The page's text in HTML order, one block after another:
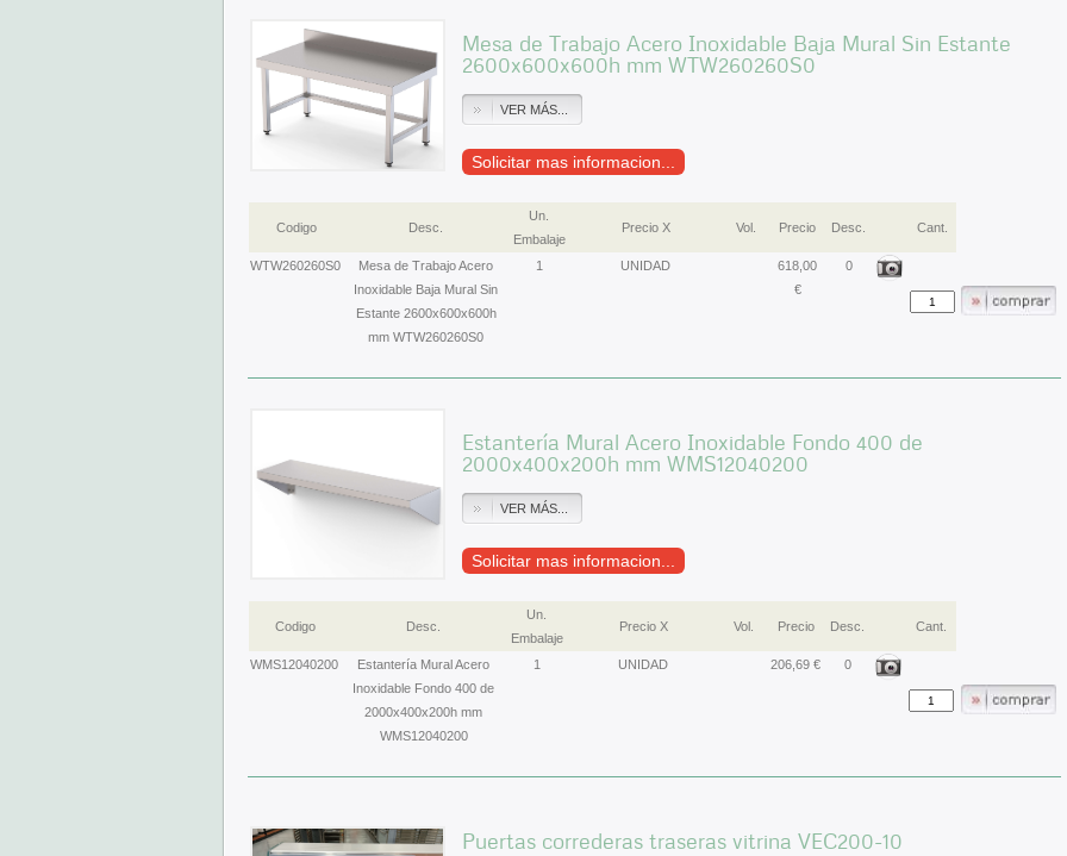
Mesa de Trabajo Acero Inoxidable Baja Mural Sin Estante
2600x600x600h mm WTW260260S0
VER MÁS...
Solicitar mas informacion...
Codigo Desc.
Un.
Embalaje
Precio X Vol. Precio Desc. Cant.
WTW260260S0
Mesa de Trabajo Acero
Inoxidable Baja Mural Sin
Estante 2600x600x600h
mm WTW260260S0
1 UNIDAD
618,00
€
0
Estantería Mural Acero Inoxidable Fondo 400 de
2000x400x200h mm WMS12040200
VER MÁS...
Solicitar mas informacion...
Codigo Desc.
Un.
Embalaje
Precio X Vol. Precio Desc. Cant.
WMS12040200
Estantería Mural Acero
Inoxidable Fondo 400 de
2000x400x200h mm
WMS12040200
1 UNIDAD 206,69 € 0
Puertas correderas traseras vitrina VEC200-10